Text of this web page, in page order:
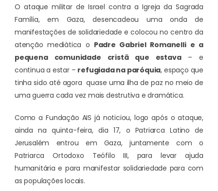
O ataque militar de Israel contra a Igreja da Sagrada
Família, em Gaza, desencadeou uma onda de
manifestações de solidariedade e colocou no centro da
atenção mediática o Padre Gabriel Romanelli e a
pequena comunidade cristã que estava– e
continua a estar – refugiada na paróquia, espaço que
tinha sido até agora quase uma ilha de paz no meio de
uma guerra cada vez mais destrutiva e dramática.
Como a Fundação AIS já noticiou, logo após o ataque,
ainda na quinta-feira, dia 17, o Patriarca Latino de
Jerusalém entrou em Gaza, juntamente com o
Patriarca Ortodoxo Teófilo III, para levar ajuda
humanitária e para manifestar solidariedade para com
as populações locais.